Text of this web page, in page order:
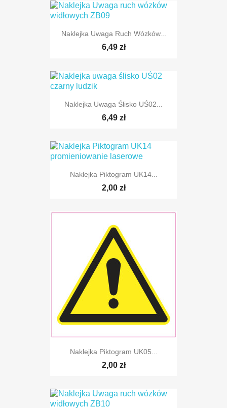
Naklejka Uwaga Ruch Wózków...
6,49 zł
Naklejka Uwaga Ślisko UŚ02...
6,49 zł
Naklejka Piktogram UK14...
2,00 zł
Naklejka Piktogram UK05...
2,00 zł